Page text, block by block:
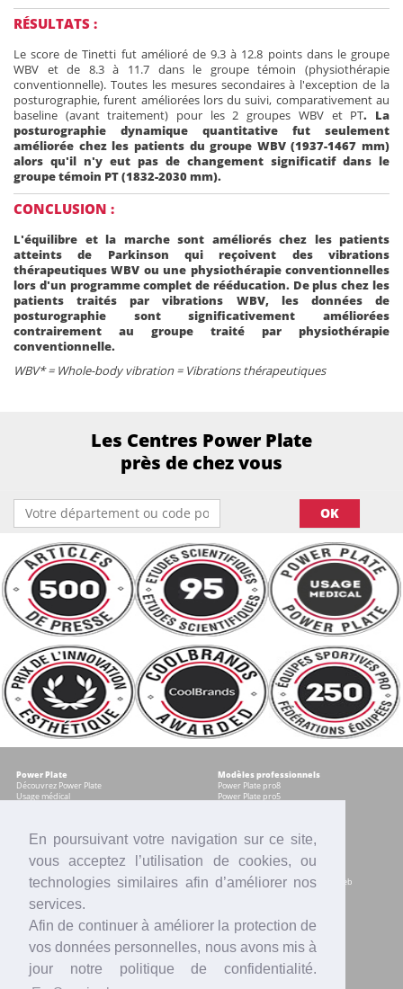
En poursuivant votre navigation sur ce site,
vous acceptez l’utilisation de cookies, ou
technologies similaires afin d’améliorer nos
services.
Afin de continuer à améliorer la protection de
vos données personnelles, nous avons mis à
jour notre politique de confidentialité.
RÉSULTATS :
Le score de Tinetti fut amélioré de 9.3 à 12.8 points dans le groupe
WBV et de 8.3 à 11.7 dans le groupe témoin (physiothérapie
conventionnelle). Toutes les mesures secondaires à l'exception de la
posturographie, furent améliorées lors du suivi, comparativement au
baseline (avant traitement) pour les 2 groupes WBV et PT. La
posturographie dynamique quantitative fut seulement
améliorée chez les patients du groupe WBV (1937-1467 mm)
alors qu'il n'y eut pas de changement significatif dans le
groupe témoin PT (1832-2030 mm).
CONCLUSION :
L'équilibre et la marche sont améliorés chez les patients
atteints de Parkinson qui reçoivent des vibrations
thérapeutiques WBV ou une physiothérapie conventionnelles
lors d'un programme complet de rééducation. De plus chez les
patients traités par vibrations WBV, les données de
posturographie sont significativement améliorées
contrairement au groupe traité par physiothérapie
conventionnelle.
WBV* = Whole-body vibration = Vibrations thérapeutiques
Les Centres Power Plate
près de chez vous
OK
Power Plate
Découvrez Power Plate
Usage médical
Modèles professionnels
Power Plate pro8
Power Plate pro5
Modèles pour les particuliers
Power Plate my5
Power Plate Compacte
Comparatif modèles
Services
Accompagnement marketing & web
Reprise
Intranet